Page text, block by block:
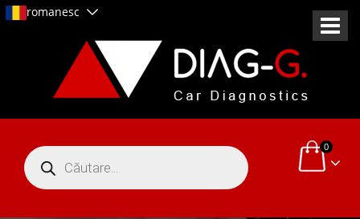
romanesc
Products
search
0